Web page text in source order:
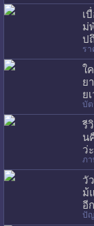
เ
ม่
ป
ร
ใ
ย
ย
บั
รี
น
ว่
ภ
วั
ม้
อี
ปั